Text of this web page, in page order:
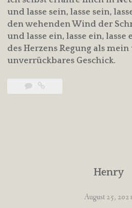
und lasse sein, lasse sein,
den wehenden Wind der
und lasse ein, lasse ein, lasse
des Herzens Regung als mein
unverrückbares Geschick.
Henry
August 25, 2021